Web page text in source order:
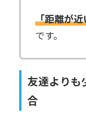
「距離が
です。
友達よりも
合